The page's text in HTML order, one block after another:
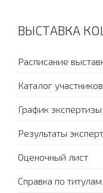
ВЫСТАВКА
Расписание
Каталог участников
График экспертизы
Результаты
Оценочный лист
Справка по титулам